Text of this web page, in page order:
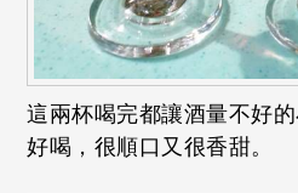
這兩杯喝完都讓酒量不好
好喝，很順口又很香甜。